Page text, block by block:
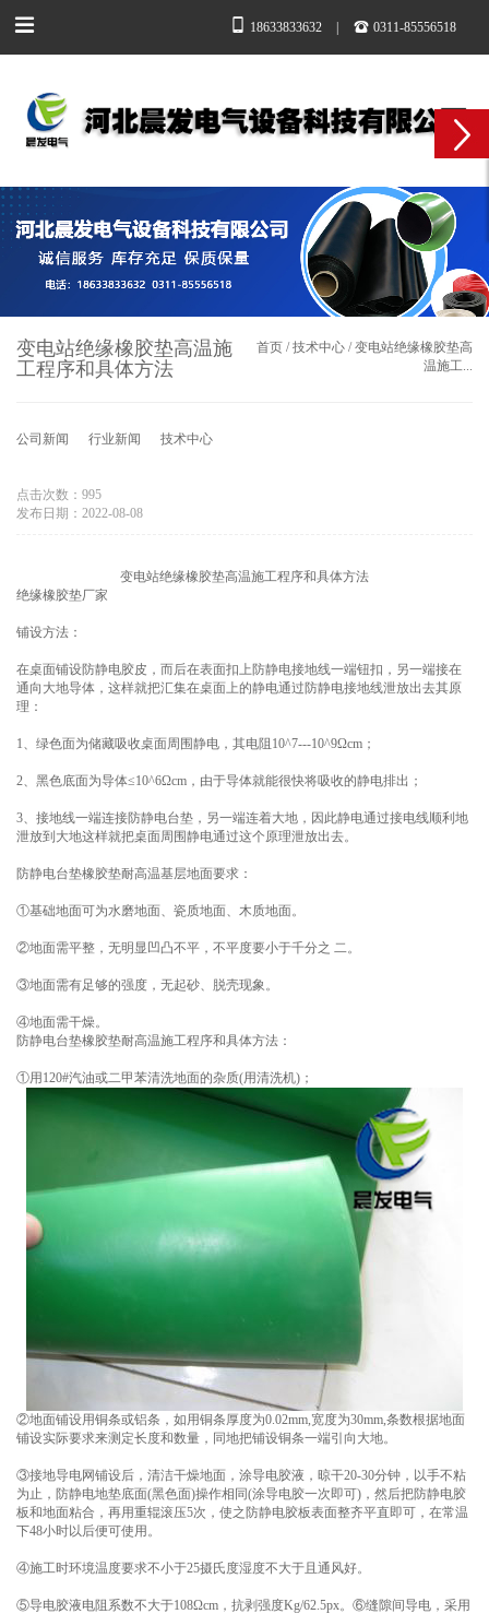
18633833632 0311-85556518
变电站绝缘橡胶垫高温施
工程序和具体方法​
首页 /技术中心 /变电站绝缘橡胶垫高
温施工...
公司新闻 行业新闻 技术中心
点击次数：995
发布日期：2022-08-08
变电站绝缘橡胶垫高温施工程序和具体方法
绝缘橡胶垫厂家
铺设方法：
在桌面铺设防静电胶皮，而后在表面扣上防静电接地线一端钮扣，另一端接在
通向大地导体，这样就把汇集在桌面上的静电通过防静电接地线泄放出去其原
理：
1、绿色面为储藏吸收桌面周围静电，其电阻10^7---10^9Ωcm；
2、黑色底面为导体≤10^6Ωcm，由于导体就能很快将吸收的静电排出；
3、接地线一端连接防静电台垫，另一端连着大地，因此静电通过接电线顺利地
泄放到大地这样就把桌面周围静电通过这个原理泄放出去。
防静电台垫橡胶垫耐高温基层地面要求：
①基础地面可为水磨地面、瓷质地面、木质地面。
②地面需平整，无明显凹凸不平，不平度要小于千分之 二。
③地面需有足够的强度，无起砂、脱壳现象。
④地面需干燥。
防静电台垫橡胶垫耐高温施工程序和具体方法：
①用120#汽油或二甲苯清洗地面的杂质(用清洗机)；
②地面铺设用铜条或铝条，如用铜条厚度为0.02mm,宽度为30mm,条数根据地面
铺设实际要求来测定长度和数量，同地把铺设铜条一端引向大地。
③接地导电网铺设后，清洁干燥地面，涂导电胶液，晾干20-30分钟，以手不粘
为止，防静电地垫底面(黑色面)操作相同(涂导电胶一次即可)，然后把防静电胶
板和地面粘合，再用重辊滚压5次，使之防静电胶板表面整齐平直即可，在常温
下48小时以后便可使用。
④施工时环境温度要求不小于25摄氏度湿度不大于且通风好。
⑤导电胶液电阻系数不大于108Ωcm，抗剥强度Kg/62.5px。⑥缝隙间导电，采用